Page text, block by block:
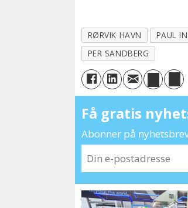
RØRVIK HAVN PAUL
PER SANDBERG
Få gratis
Abonner på